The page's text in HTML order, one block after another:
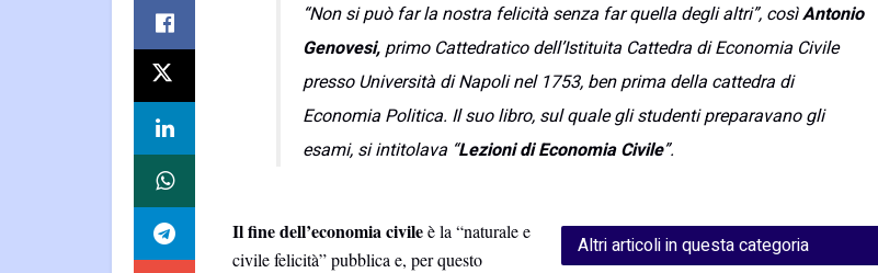
“Non si può far la nostra felicità senza far quella degli altri”, cosìAntonio
Genovesi,primo Cattedratico dell’Istituita Cattedra di Economia Civile
presso Università di Napoli nel 1753, ben prima della cattedra di
Economia Politica. Il suo libro, sul quale gli studenti preparavano gli
esami, si intitolava “Lezioni di Economia Civile”.
Altri articoli in questa categoria
Il fine dell’economia civileè la “naturale e
civile felicità” pubblica e, per questo